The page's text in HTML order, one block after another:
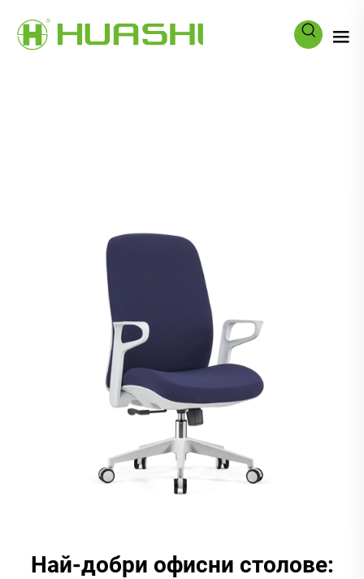
Най-добри офисни столове: